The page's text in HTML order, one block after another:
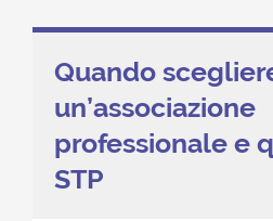
Quando
un’associazione
professionale e
STP